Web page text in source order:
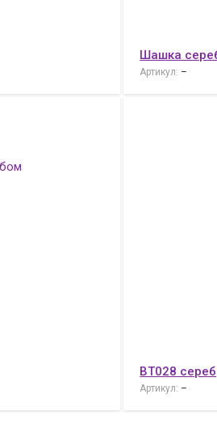
Шашка
Артикул: –
ВТ028
Артикул: –